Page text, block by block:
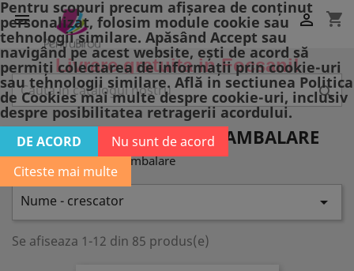
 shopping_cart

Livrare gratuita in Focsani!

ACCESORII ARHIVARE SI AMBALARE
Accesorii arhivare si ambalare
Nume - crescator 
Se afiseaza 1-12 din 85 produs(e)
Pentru scopuri precum afișarea de conținut
personalizat, folosim module cookie sau
tehnologii similare. Apăsând Accept sau
navigând pe acest website, ești de acord să
permiți colectarea de informații prin cookie-uri
sau tehnologii similare. Află in sectiunea Politica
de Cookies mai multe despre cookie-uri, inclusiv
despre posibilitatea retragerii acordului.
DE ACORD
Nu sunt de acord
Citeste mai multe